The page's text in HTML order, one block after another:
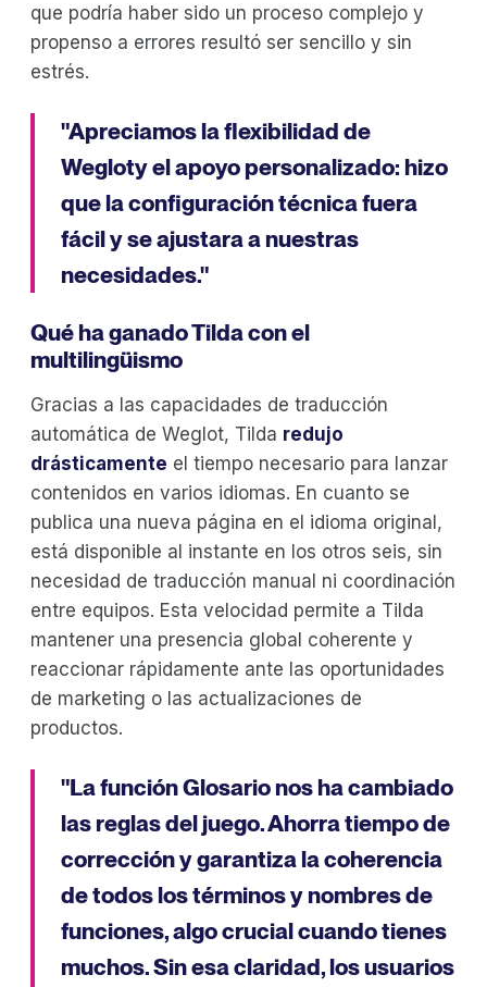
que podría haber sido un proceso complejo y
propenso a errores resultó ser sencillo y sin
estrés.
"Apreciamos la flexibilidad de
Wegloty el apoyo personalizado: hizo
que la configuración técnica fuera
fácil y se ajustara a nuestras
necesidades."
Qué ha ganado Tilda con el
multilingüismo
Gracias a las capacidades de traducción
automática de Weglot, Tilda redujo
drásticamente el tiempo necesario para lanzar
contenidos en varios idiomas. En cuanto se
publica una nueva página en el idioma original,
está disponible al instante en los otros seis, sin
necesidad de traducción manual ni coordinación
entre equipos. Esta velocidad permite a Tilda
mantener una presencia global coherente y
reaccionar rápidamente ante las oportunidades
de marketing o las actualizaciones de
productos.
"La función Glosario nos ha cambiado
las reglas del juego. Ahorra tiempo de
corrección y garantiza la coherencia
de todos los términos y nombres de
funciones, algo crucial cuando tienes
muchos. Sin esa claridad, los usuarios